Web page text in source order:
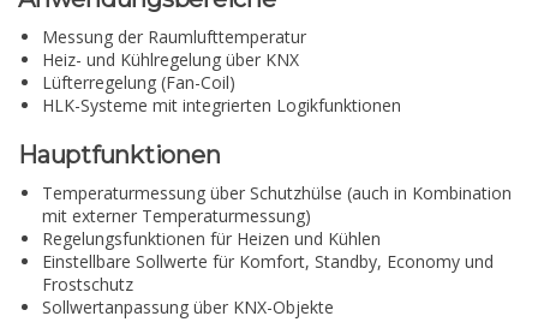
Messung der Raumlufttemperatur
Heiz- und Kühlregelung über KNX
Lüfterregelung (Fan-Coil)
HLK-Systeme mit integrierten Logikfunktionen
Hauptfunktionen
Temperaturmessung über Schutzhülse (auch in Kombination
mit externer Temperaturmessung)
Regelungsfunktionen für Heizen und Kühlen
Einstellbare Sollwerte für Komfort, Standby, Economy und
Frostschutz
Sollwertanpassung über KNX-Objekte